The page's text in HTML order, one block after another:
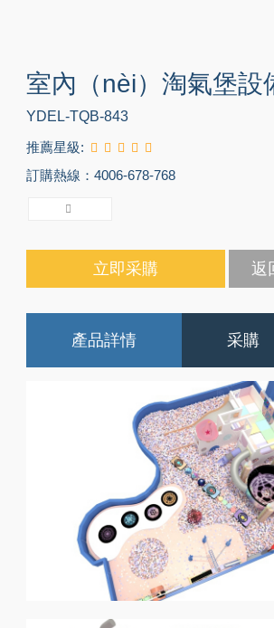
室內（nèi）淘氣堡設
YDEL-TQB-843
推薦星級:
訂購熱線：4006-678-768
立即采購 返
產品詳情 采購